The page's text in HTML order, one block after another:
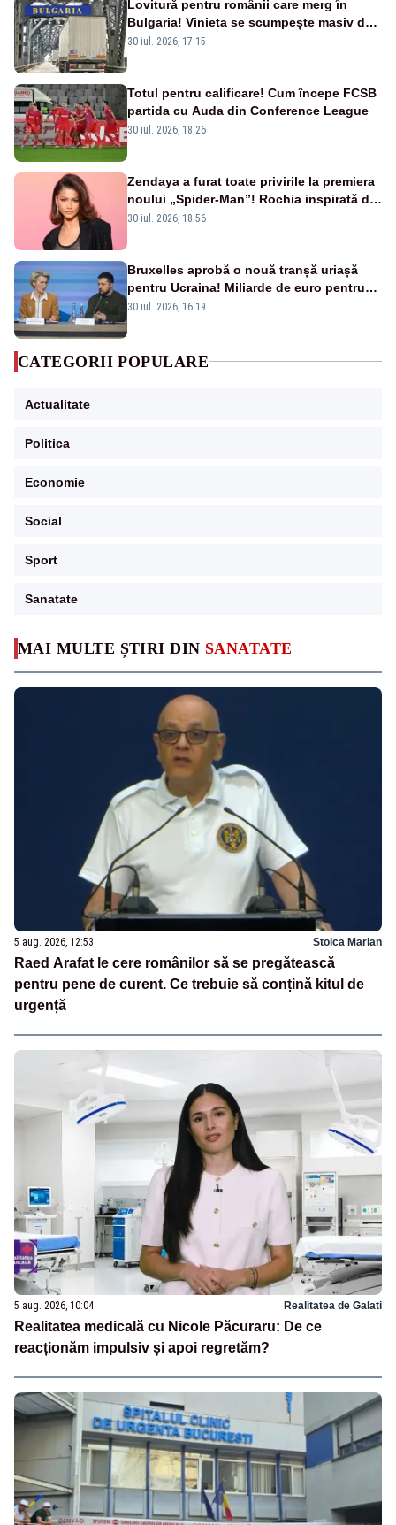
MAI MULTE ȘTIRI DIN SANATATE
5 aug. 2026, 12:53 Stoica Marian
Raed Arafat le cere românilor să se pregătească
pentru pene de curent. Ce trebuie să conțină kitul de
urgență
5 aug. 2026, 10:04 Realitatea de Galati
Realitatea medicală cu Nicole Păcuraru: De ce
reacționăm impulsiv și apoi regretăm?
Lovitură pentru românii care merg în
Bulgaria! Vinieta se scumpește masiv de
la 1 august
30 iul. 2026, 17:15
Totul pentru calificare! Cum începe FCSB
partida cu Auda din Conference League
30 iul. 2026, 18:26
Zendaya a furat toate privirile la premiera
noului „Spider-Man”! Rochia inspirată de
pânza de păianjen a făcut senzație
30 iul. 2026, 18:56
Bruxelles aprobă o nouă tranșă uriașă
pentru Ucraina! Miliarde de euro pentru
armament și apărare
30 iul. 2026, 16:19
CATEGORII POPULARE
Actualitate
Politica
Economie
Social
Sport
Sanatate